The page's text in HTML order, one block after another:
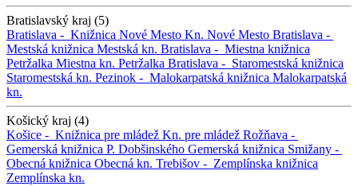
Bratislavský kraj (5)
Bratislava - Knižnica Nové Mesto Kn. Nové Mesto Bratislava -
Mestská knižnica Mestská kn. Bratislava - Miestna knižnica
Petržalka Miestna kn. Petržalka Bratislava - Staromestská knižnica
Staromestská kn. Pezinok - Malokarpatská knižnica Malokarpatská
kn.
Košický kraj (4)
Košice - Knižnica pre mládež Kn. pre mládež Rožňava -
Gemerská knižnica P. Dobšinského Gemerská knižnica Smižany -
Obecná knižnica Obecná kn. Trebišov - Zemplínska knižnica
Zemplínska kn.